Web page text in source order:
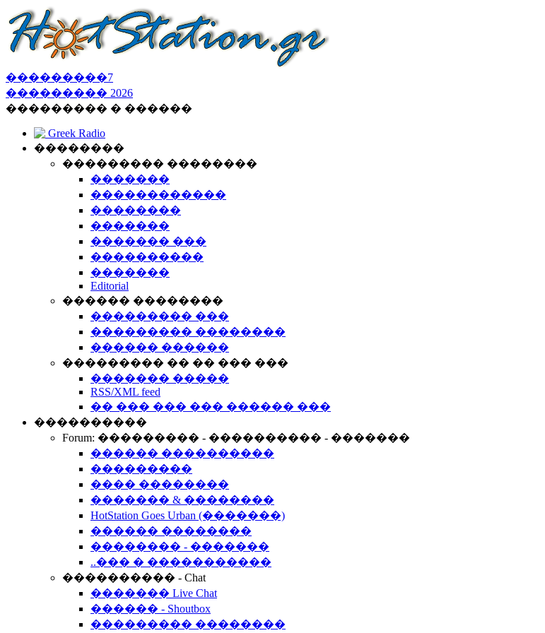
���������7
��������� 2026
��������� � ������
Greek Radio
��������
��������� ��������
�������
������������
��������
�������
������� ���
����������
�������
Editorial
������ ��������
��������� ���
��������� ��������
������ ������
��������� �� �� ��� ���
������� �����
RSS/XML feed
�� ��� ��� ��� ������ ���
����������
Forum: ��������� - ���������� - �������
������ ����������
���������
���� ��������
������� & ��������
HotStation Goes Urban (�������)
������ ��������
�������� - �������
..��� � �����������
���������� - Chat
������� Live Chat
������ - Shoutbox
��������� ��������